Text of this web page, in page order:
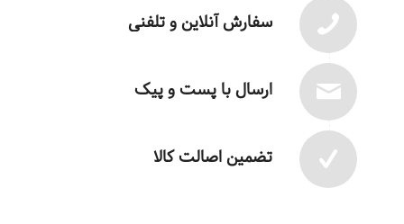
سفارش آنلاین و تلفنی
ارسال با پست و پیک
تضمین اصالت کالا